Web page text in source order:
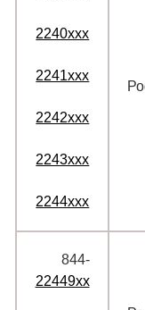
2240xxx
2241xxx
2242xxx
2243xxx
2244xxx
844‑
22449xx